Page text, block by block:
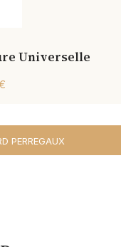
Universelle
PERREGAUX